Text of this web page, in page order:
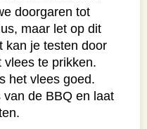
doorgaren tot
maar let op dit
kan je testen door
vlees te prikken.
het vlees goed.
de BBQ en laat